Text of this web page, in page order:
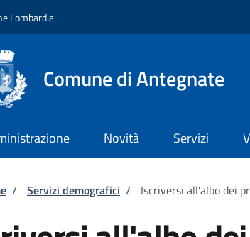
Lombardia
Comune di Antegnate
Novità Servizi
di pane
/ Servizi demografici / Iscriversi all'albo dei